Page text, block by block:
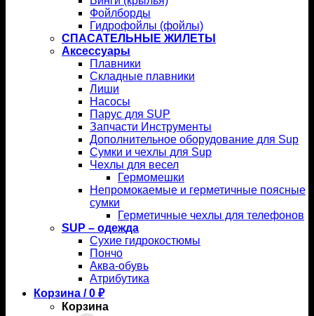
Фойлборды
Гидрофойлы (фойлы)
СПАСАТЕЛЬНЫЕ ЖИЛЕТЫ
Аксессуары
Плавники
Складные плавники
Лиши
Насосы
Парус для SUP
Запчасти Инструменты
Дополнительное оборудование для Sup
Сумки и чехлы для Sup
Чехлы для весел
Гермомешки
Непромокаемые и герметичные поясные
сумки
Герметичные чехлы для телефонов
SUP – одежда
Сухие гидрокостюмы
Пончо
Аква-обувь
Атрибутика
Корзина /0 ₽
Корзина